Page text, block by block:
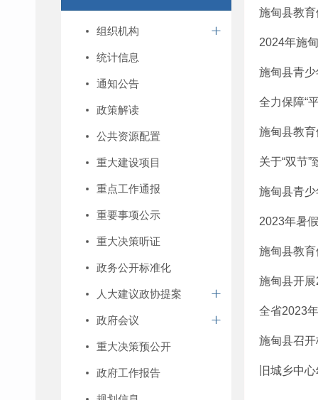
组织机构
统计信息
通知公告
政策解读
公共资源配置
重大建设项目
重点工作通报
重要事项公示
重大决策听证
政务公开标准化
人大建议政协提案
政府会议
重大决策预公开
政府工作报告
施甸县教
2024年施
施甸县青
全力保障“
施甸县教
关于“双节
施甸县青
2023年暑
施甸县教育
施甸县开
全省2023
施甸县召
旧城乡中